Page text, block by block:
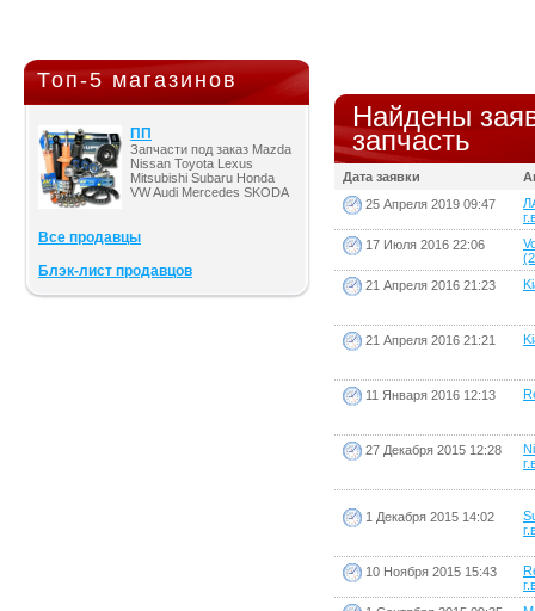
Топ-5 магазинов
ПП
Запчасти под заказ Mazda
Nissan Toyota Lexus
Mitsubishi Subaru Honda
VW Audi Mercedes SKODA
Все продавцы
Блэк-лист продавцов
Найдены
запчасть
Дата заявки
25 Апреля 2019 09:47
17 Июля 2016 22:06
21 Апреля 2016 21:23
21 Апреля 2016 21:21
11 Января 2016 12:13
27 Декабря 2015 12:28
1 Декабря 2015 14:02
10 Ноября 2015 15:43